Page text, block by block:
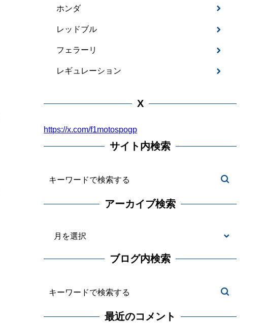
ホンダ
レッドブル
フェラーリ
レギュレーション
X
https://x.com/f1motospogp
サイト内検索
アーカイブ検索
ブログ内検索
最近のコメント